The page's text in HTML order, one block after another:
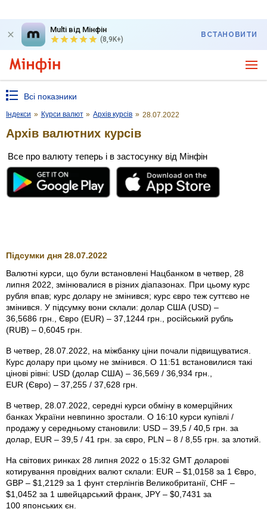
Multi від Мінфін
(8,9K+)
ВСТАНОВИТИ
Всі показники
Індекси » Курси валют » Архів курсів » 28.07.2022
Архів валютних курсів
Все про валюту теперь і в застосунку від Мінфін
Підсумки дня 28.07.2022
Валютні курси, що були встановлені Нацбанком в четвер, 28
липня 2022, змінювалися в різних діапазонах. При цьому курс
рубля впав; курс долару не змінився; курс євро теж суттєво не
змінився. У підсумку вони склали: долар США (USD) –
36,5686 грн., Євро (EUR) – 37,1244 грн., російський рубль
(RUB) – 0,6045 грн.
В четвер, 28.07.2022, на міжбанку ціни почали підвищуватися.
Курс долару при цьому не змінився. О 11:51 встановилися такі
цінові рівні: USD (долар США) – 36,569 / 36,934 грн.,
EUR (Євро) – 37,255 / 37,628 грн.
В четвер, 28.07.2022, середні курси обміну в комерційних
банках України невпинно зростали. О 16:10 курси купівлі /
продажу у середньому становили: USD – 39,5 / 40,5 грн. за
долар, EUR – 39,5 / 41 грн. за євро, PLN – 8 / 8,55 грн. за злотий.
На світових ринках 28 липня 2022 о 15:32 GMT доларові
котирування провідних валют склали: EUR – $1,0158 за 1 Євро,
GBP – $1,2129 за 1 фунт стерлінгів Велико­британії, CHF –
$1,0452 за 1 швейцарський франк, JPY – $0,7431 за
100 японських єн.